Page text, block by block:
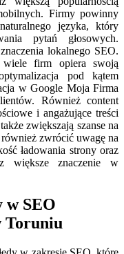
Firmy powinny
języka, który
pytań głosowych.
lokalnego SEO.
firm opiera swoją
pod kątem
w Google Moja Firma
Również content
i angażujące treści
zwiększają szanse na
zwrócić uwagę na
ładowania strony oraz
większe znaczenie w
w SEO
Toruniu